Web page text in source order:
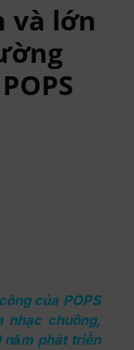
và lớn
của POPS
nhạc chuông,
năm phát triển